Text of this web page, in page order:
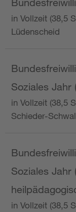
in Vollzeit (38,5
Lüdenscheid
Soziales Jahr
in Vollzeit (38,5
Schieder-
Soziales Jahr
in Vollzeit (38,5